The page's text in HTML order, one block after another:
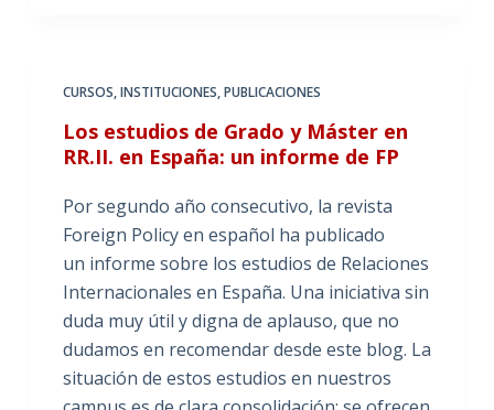
CURSOS,INSTITUCIONES,PUBLICACIONES
Los estudios de Grado y Máster en
RR.II. en España: un informe de FP
Por segundo año consecutivo, la revista
Foreign Policy en español ha publicado
un informe sobre los estudios de Relaciones
Internacionales en España. Una iniciativa sin
duda muy útil y digna de aplauso, que no
dudamos en recomendar desde este blog. La
situación de estos estudios en nuestros